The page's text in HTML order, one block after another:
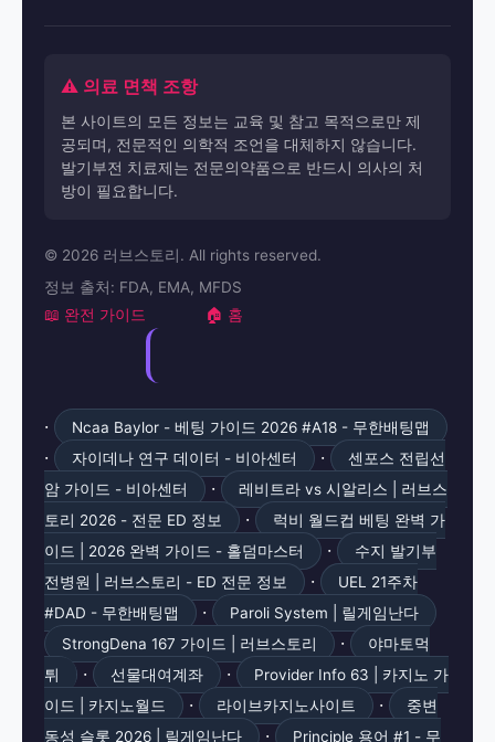
⚠️ 의료 면책 조항
본 사이트의 모든 정보는 교육 및 참고 목적으로만 제
공되며, 전문적인 의학적 조언을 대체하지 않습니다.
발기부전 치료제는 전문의약품으로 반드시 의사의 처
방이 필요합니다.
© 2026 러브스토리. All rights reserved.
정보 출처: FDA, EMA, MFDS
📖 완전 가이드 🏠 홈
· Ncaa Baylor - 베팅 가이드 2026 #A18 - 무한배팅맵
· 자이데나 연구 데이터 - 비아센터 ·
센포스 전립선
암 가이드 - 비아센터
·
레비트라 vs 시알리스 | 러브스
토리 2026 - 전문 ED 정보
·
럭비 월드컵 베팅 완벽 가
이드 | 2026 완벽 가이드 - 홀덤마스터
·
수지 발기부
전병원 | 러브스토리 - ED 전문 정보
·
UEL 21주차
#DAD - 무한배팅맵
·
Paroli System | 릴게임난다
StrongDena 167 가이드 | 러브스토리
·
야마토먹
튀
· 선물대여계좌 ·
Provider Info 63 | 카지노 가
이드 | 카지노월드
· 라이브카지노사이트 ·
중변
동성 슬롯 2026 | 릴게임난다
· Principle 용어 #1 - 무